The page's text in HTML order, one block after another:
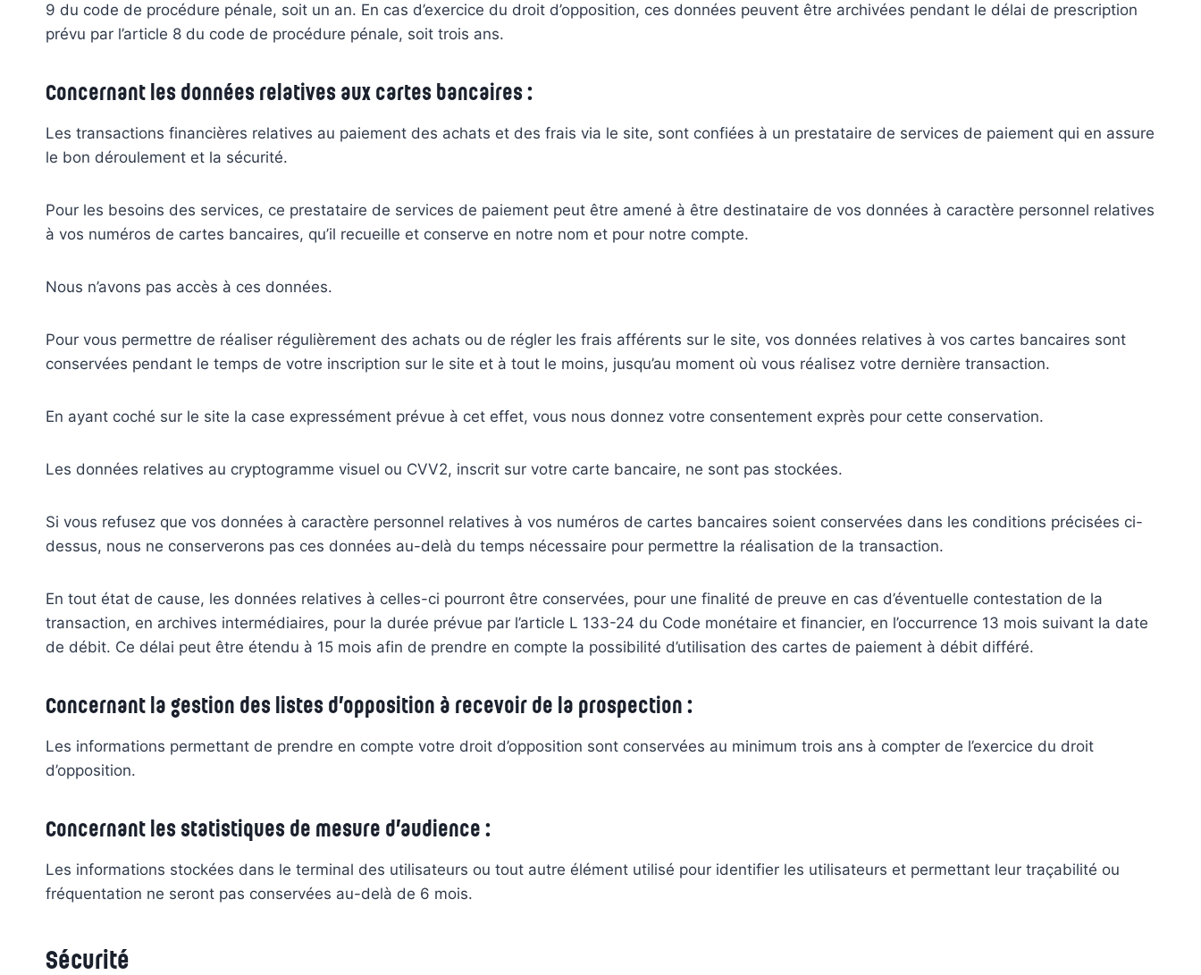
9 du code de procédure pénale, soit un an. En cas d’exercice du droit d’opposition, ces données peuvent être archivées pendant le délai de prescription
prévu par l’article 8 du code de procédure pénale, soit trois ans.
Concernant les données relatives aux cartes bancaires :
Les transactions financières relatives au paiement des achats et des frais via le site, sont confiées à un prestataire de services de paiement qui en assure
le bon déroulement et la sécurité.
Pour les besoins des services, ce prestataire de services de paiement peut être amené à être destinataire de vos données à caractère personnel relatives
à vos numéros de cartes bancaires, qu’il recueille et conserve en notre nom et pour notre compte.
Nous n’avons pas accès à ces données.
Pour vous permettre de réaliser régulièrement des achats ou de régler les frais afférents sur le site, vos données relatives à vos cartes bancaires sont
conservées pendant le temps de votre inscription sur le site et à tout le moins, jusqu’au moment où vous réalisez votre dernière transaction.
En ayant coché sur le site la case expressément prévue à cet effet, vous nous donnez votre consentement exprès pour cette conservation.
Les données relatives au cryptogramme visuel ou CVV2, inscrit sur votre carte bancaire, ne sont pas stockées.
Si vous refusez que vos données à caractère personnel relatives à vos numéros de cartes bancaires soient conservées dans les conditions précisées ci-
dessus, nous ne conserverons pas ces données au-delà du temps nécessaire pour permettre la réalisation de la transaction.
En tout état de cause, les données relatives à celles-ci pourront être conservées, pour une finalité de preuve en cas d’éventuelle contestation de la
transaction, en archives intermédiaires, pour la durée prévue par l’article L 133-24 du Code monétaire et financier, en l’occurrence 13 mois suivant la date
de débit. Ce délai peut être étendu à 15 mois afin de prendre en compte la possibilité d’utilisation des cartes de paiement à débit différé.
Concernant la gestion des listes d’opposition à recevoir de la prospection :
Les informations permettant de prendre en compte votre droit d’opposition sont conservées au minimum trois ans à compter de l’exercice du droit
d’opposition.
Concernant les statistiques de mesure d’audience :
Les informations stockées dans le terminal des utilisateurs ou tout autre élément utilisé pour identifier les utilisateurs et permettant leur traçabilité ou
fréquentation ne seront pas conservées au-delà de 6 mois.
Sécurité